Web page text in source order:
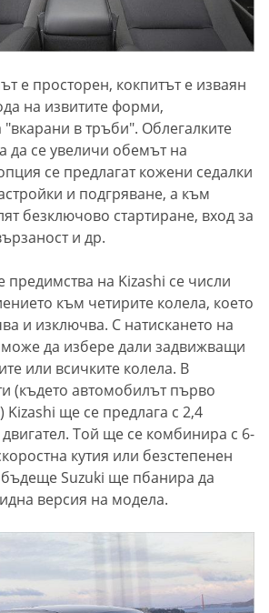
е просторен, кокпитът е изваян
на извитите форми,
"вкарани в тръби". Облегалките
да се увеличи обемът на
се предлагат кожени седалки
и подгряване, а към
безключово стартиране, вход за
и др.
предимства на Kizashi се числи
към четирите колела, което
и изключва. С натискането на
да избере дали задвижващи
или всичките колела. В
(където автомобилът първо
ще се предлага с 2,4
Той ще се комбинира с 6-
кутия или безстепенен
бъдеще Suzuki ще пбанира да
версия на модела.